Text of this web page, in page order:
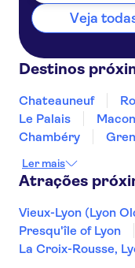
Veja
Destinos
Chateauneuf
Le Palais
Macon
Chambéry
Beaune
Dijon
Ler mais
Atrações
Vieux-Lyon (Lyon
Presqu'île of Lyon
La Croix-Rousse,